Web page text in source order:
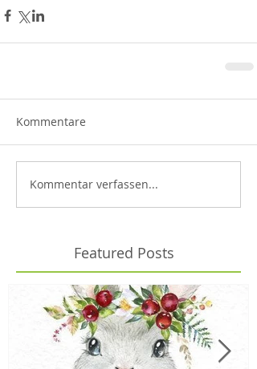
Kommentare
Kommentar verfassen...
Featured Posts